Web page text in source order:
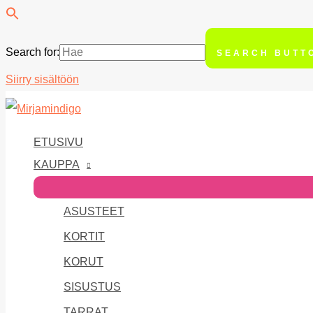
Search for: SEARCH
Siirry sisältöön
ETUSIVU
KAUPPA
ASUSTEET
KORTIT
KORUT
SISUSTUS